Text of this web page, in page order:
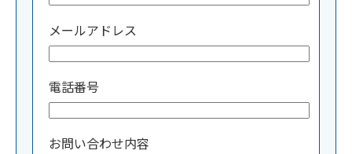
メールアドレス
電話番号
お問い合わせ内容